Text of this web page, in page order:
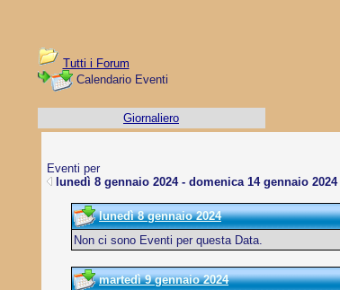
Tutti i Forum
Calendario Eventi
Giornaliero
Eventi per
lunedì 8 gennaio 2024 - domenica 14 gennaio 2024
lunedì 8 gennaio 2024
Non ci sono Eventi per questa Data.
martedì 9 gennaio 2024